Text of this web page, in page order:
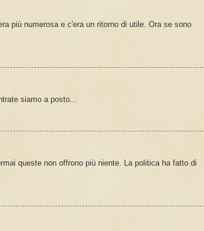
più numerosa e c'era un ritorno di utile. Ora se sono
siamo a posto...
queste non offrono più niente. La politica ha fatto di